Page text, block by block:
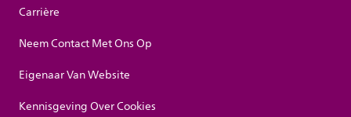
Carrière
Neem Contact Met Ons Op
Eigenaar Van Website
Kennisgeving Over Cookies